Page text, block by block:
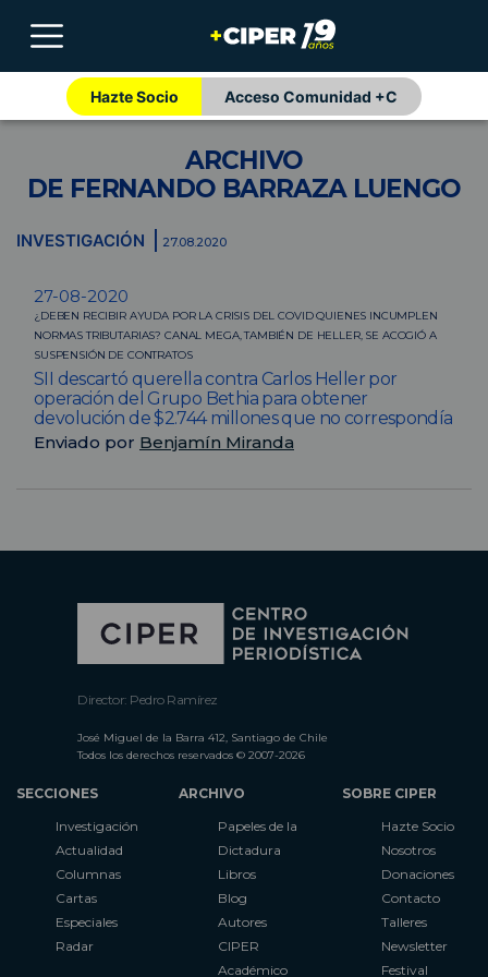
Hazte Socio Acceso Comunidad +C
ARCHIVO
DE FERNANDO BARRAZA LUENGO
INVESTIGACIÓN 27.08.2020
27-08-2020
¿DEBEN RECIBIR AYUDA POR LA CRISIS DEL COVID QUIENES INCUMPLEN
NORMAS TRIBUTARIAS? CANAL MEGA, TAMBIÉN DE HELLER, SE ACOGIÓ A
SUSPENSIÓN DE CONTRATOS
SII descartó querella contra Carlos Heller por
operación del Grupo Bethia para obtener
devolución de $2.744 millones que no correspondía
Enviado por Benjamín Miranda
Director: Pedro Ramírez
José Miguel de la Barra 412, Santiago de Chile
Todos los derechos reservados © 2007-2026
SECCIONES
Investigación
Actualidad
Columnas
Cartas
Especiales
Radar
ARCHIVO
Papeles de la
Dictadura
Libros
Blog
Autores
CIPER
Académico
SOBRE CIPER
Hazte Socio
Nosotros
Donaciones
Contacto
Talleres
Newsletter
Festival